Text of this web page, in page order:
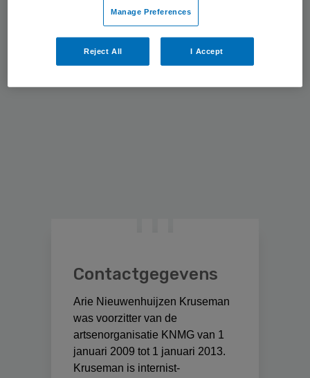
Klachtenmeldpunt maakt rol
IGZ onduidelijk
OPINIE
Primary
Contactgegevens
Arie Nieuwenhuijzen Kruseman
was voorzitter van de
artsenorganisatie KNMG van 1
januari 2009 tot 1 januari 2013.
Kruseman is internist-
Manage Preferences
Reject All I Accept